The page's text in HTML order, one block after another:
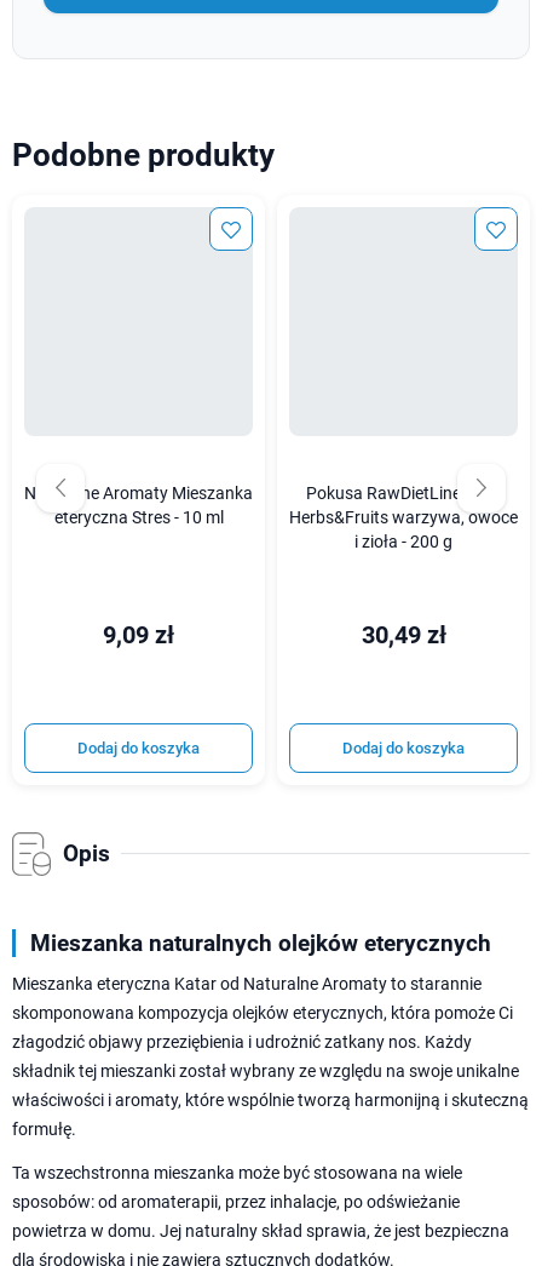
Podobne produkty
Naturalne Aromaty Mieszanka
eteryczna Stres - 10 ml
9,09 zł
Dodaj do koszyka
Pokusa RawDietLine Vege
Herbs&Fruits warzywa, owoce
i zioła - 200 g
30,49 zł
Dodaj do koszyka
Opis
Mieszanka naturalnych olejków eterycznych
Mieszanka eteryczna Katar od Naturalne Aromaty to starannie
skomponowana kompozycja olejków eterycznych, która pomoże Ci
złagodzić objawy przeziębienia i udrożnić zatkany nos. Każdy
składnik tej mieszanki został wybrany ze względu na swoje unikalne
właściwości i aromaty, które wspólnie tworzą harmonijną i skuteczną
formułę.
Ta wszechstronna mieszanka może być stosowana na wiele
sposobów: od aromaterapii, przez inhalacje, po odświeżanie
powietrza w domu. Jej naturalny skład sprawia, że jest bezpieczna
dla środowiska i nie zawiera sztucznych dodatków.